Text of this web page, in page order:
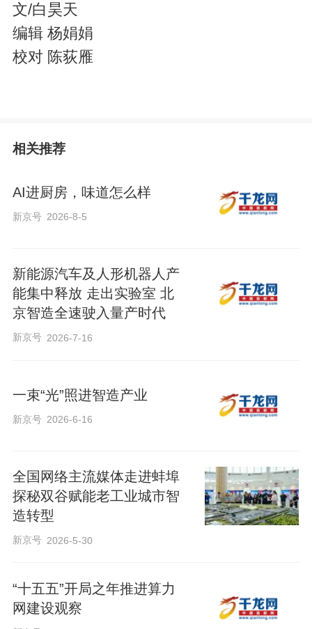
文/白昊天
编辑 杨娟娟
校对 陈荻雁
相关推荐
AI进厨房，味道怎么样
新京号 2026-8-5
新能源汽车及人形机器人产
能集中释放 走出实验室 北
京智造全速驶入量产时代
新京号 2026-7-16
一束“光”照进智造产业
新京号 2026-6-16
全国网络主流媒体走进蚌埠
探秘双谷赋能老工业城市智
造转型
新京号 2026-5-30
“十五五”开局之年推进算力
网建设观察